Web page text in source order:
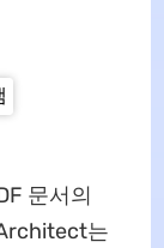
문서의
는